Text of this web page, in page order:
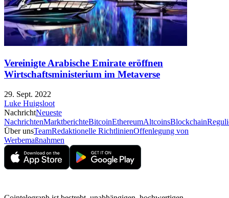
Vereinigte Arabische Emirate eröffnen
Wirtschaftsministerium im Metaverse
29. Sept. 2022
Luke Huigsloot
NachrichtNeueste
NachrichtenMarktberichteBitcoinEthereumAltcoinsBlockchain
Über unsTeamRedaktionelle RichtlinienOffenlegung von
Werbemaßnahmen